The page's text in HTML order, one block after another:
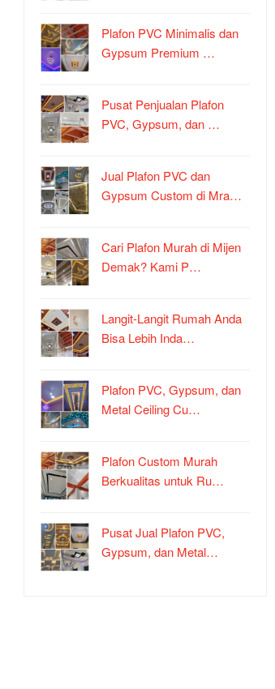
Plafon PVC Minimalis dan
Gypsum Premium …
Pusat Penjualan Plafon
PVC, Gypsum, dan …
Jual Plafon PVC dan
Gypsum Custom di Mra…
Cari Plafon Murah di Mijen
Demak? Kami P…
Langit-Langit Rumah Anda
Bisa Lebih Inda…
Plafon PVC, Gypsum, dan
Metal Ceiling Cu…
Plafon Custom Murah
Berkualitas untuk Ru…
Pusat Jual Plafon PVC,
Gypsum, dan Metal…